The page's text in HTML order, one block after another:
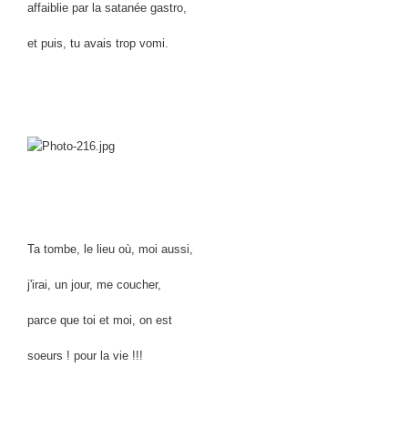
affaiblie par la satanée gastro,
et puis, tu avais trop vomi.
Ta tombe, le lieu où, moi aussi,
j'irai, un jour, me coucher,
parce que toi et moi, on est
soeurs ! pour la vie !!!